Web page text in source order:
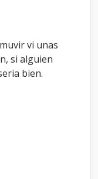
vi unas
si alguien
bien.